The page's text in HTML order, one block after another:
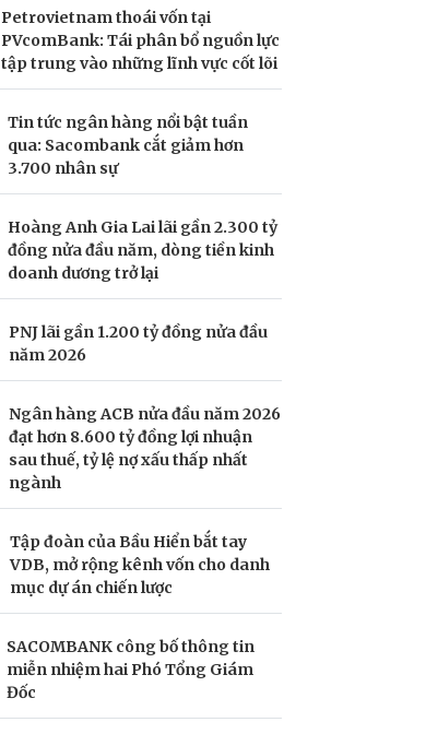
Petrovietnam thoái vốn tại
PVcomBank: Tái phân bổ nguồn lực
tập trung vào những lĩnh vực cốt lõi
Tin tức ngân hàng nổi bật tuần
qua: Sacombank cắt giảm hơn
3.700 nhân sự
Hoàng Anh Gia Lai lãi gần 2.300 tỷ
đồng nửa đầu năm, dòng tiền kinh
doanh dương trở lại
PNJ lãi gần 1.200 tỷ đồng nửa đầu
năm 2026
Ngân hàng ACB nửa đầu năm 2026
đạt hơn 8.600 tỷ đồng lợi nhuận
sau thuế, tỷ lệ nợ xấu thấp nhất
ngành
Tập đoàn của Bầu Hiển bắt tay
VDB, mở rộng kênh vốn cho danh
mục dự án chiến lược
SACOMBANK công bố thông tin
miễn nhiệm hai Phó Tổng Giám
Đốc